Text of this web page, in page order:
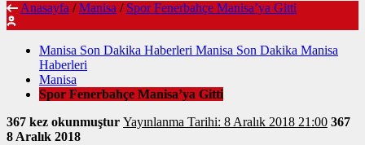
Anasayfa / Manisa / Spor Fenerbahçe Manisa’ya Gitti
Manisa Son Dakika Haberleri Manisa Son Dakika Manisa
Haberleri
Manisa
Spor Fenerbahçe Manisa’ya Gitti
367 kez okunmuştur Yayınlanma Tarihi: 8 Aralık 2018 21:00 367
8 Aralık 2018